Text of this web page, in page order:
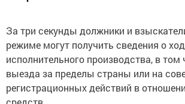
За три секунды должники и
режиме могут получить сведения о
исполнительного производства, в том
выезда за пределы страны или на
регистрационных действий в